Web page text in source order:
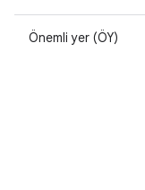
Önemli yer (ÖY)